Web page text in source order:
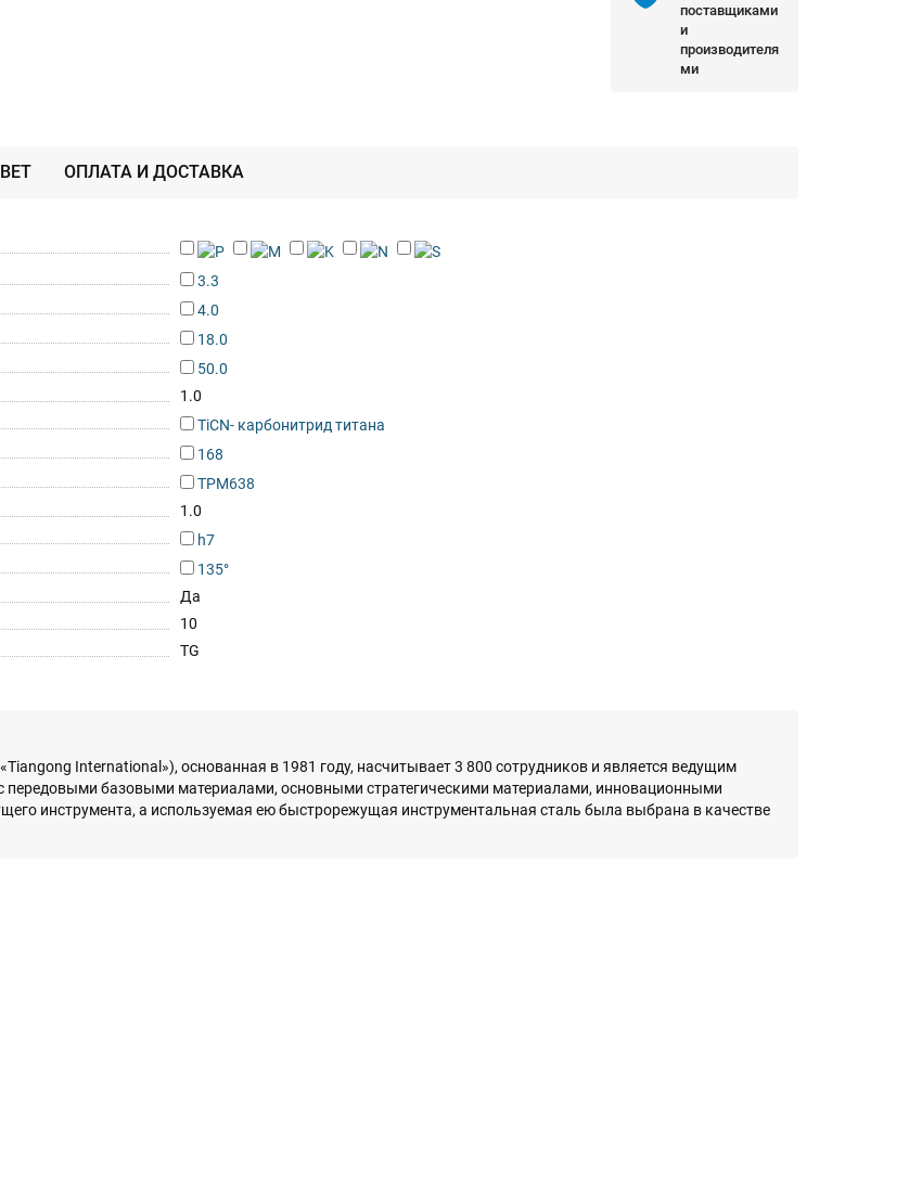
поставщиками
и
производителя
ми
ОПЛАТА И ДОСТАВКА
3.3
4.0
18.0
50.0
1.0
TiCN- карбонитрид титана
168
TPM638
1.0
h7
135°
Да
10
TG
International»), основанная в 1981 году, насчитывает 3 800 сотрудников и является ведущим
передовыми базовыми материалами, основными стратегическими материалами, инновационными
инструмента, а используемая ею быстрорежущая инструментальная сталь была выбрана в качестве